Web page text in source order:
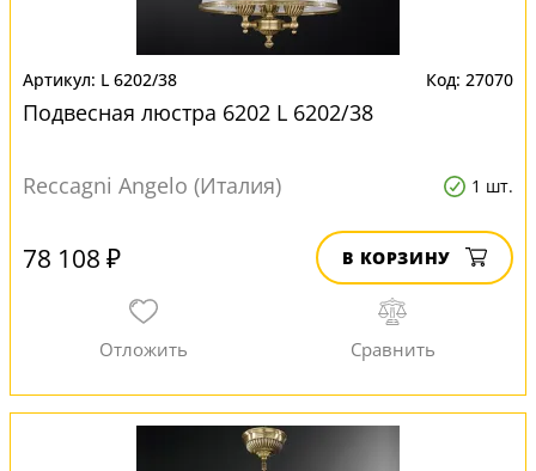
L 6202/38 27070
Подвесная люстра 6202 L 6202/38
Reccagni Angelo (Италия) 1 шт.
78 108 ₽ В КОРЗИНУ